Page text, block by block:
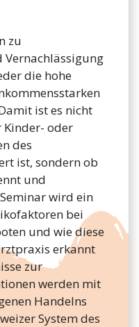
zu
die hohe
ist es nicht
Kinder- oder
des
ist, sondern ob
und
wird ein
bei
und wie diese
erkannt
zur
werden mit
Handelns
System des